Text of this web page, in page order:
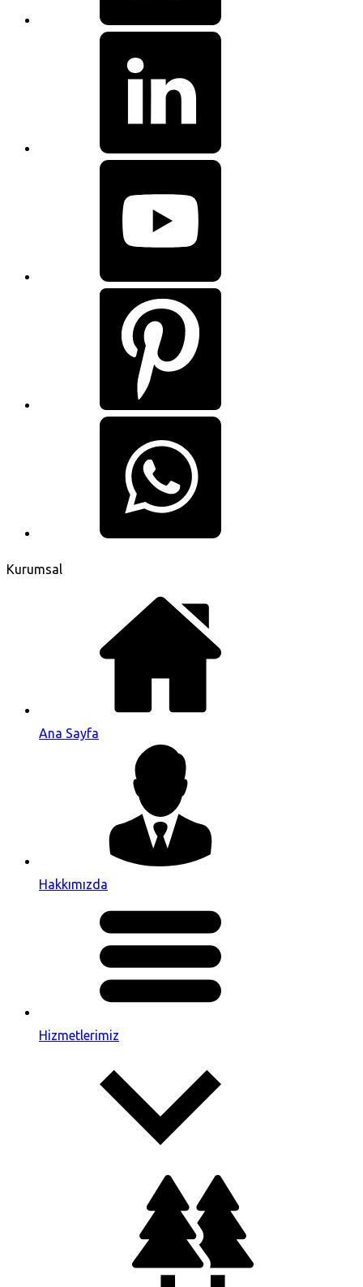
Kurumsal
Ana Sayfa
Hakkımızda
Hizmetlerimiz